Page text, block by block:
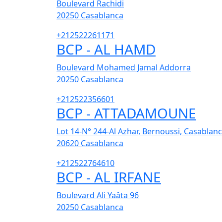
Boulevard Rachidi
20250 Casablanca
+212522261171
BCP - AL HAMD
Boulevard Mohamed Jamal Addorra
20250 Casablanca
+212522356601
BCP - ATTADAMOUNE
Lot 14-N° 244-Al Azhar, Bernoussi,
20620 Casablanca
+212522764610
BCP - AL IRFANE
Boulevard Ali Yaâta 96
20250 Casablanca